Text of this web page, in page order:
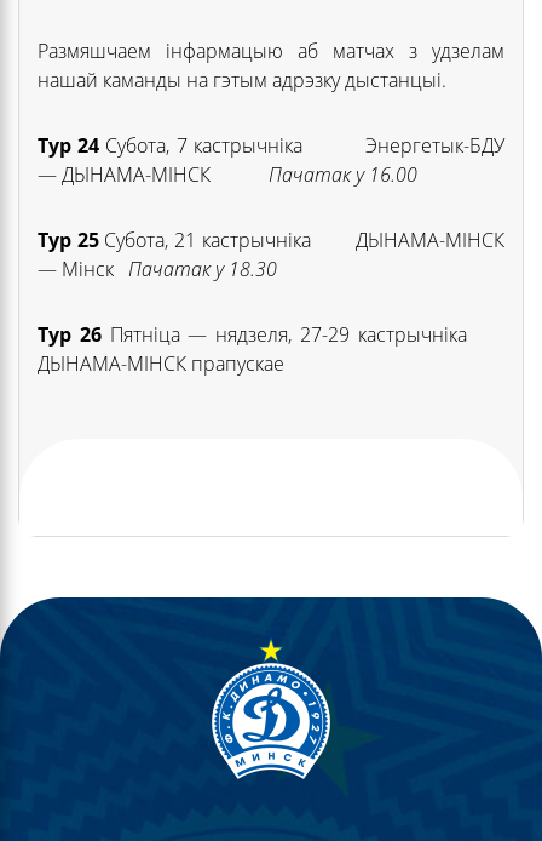
Размяшчаем інфармацыю аб матчах з удзелам
нашай каманды на гэтым адрэзку дыстанцыі.
Тур 24 Субота, 7 кастрычніка Энергетык-БДУ
— ДЫНАМА-МІНСК Пачатак у 16.00
Тур 25Субота, 21 кастрычніка ДЫНАМА-МІНСК
— Мінск Пачатак у 18.30
Тур 26Пятніца — нядзеля, 27-29 кастрычніка
ДЫНАМА-МІНСК прапускае